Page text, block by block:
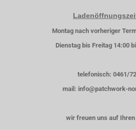
Montag nach vorheriger
Dienstag bis Freitag 14:00
telefonisch: 0461/
mail: info@patchwork-
wir freuen uns auf